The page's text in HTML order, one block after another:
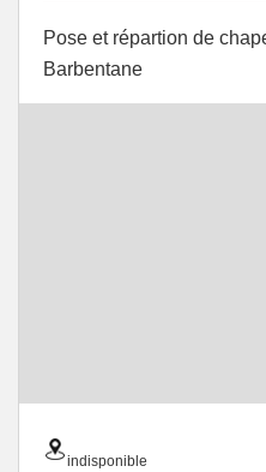
Pose et répartion de
Barbentane
indisponible